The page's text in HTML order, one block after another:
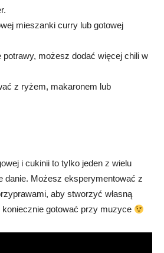
mieszanki curry lub gotowej
potrawy, możesz dodać więcej chili w
z ryżem, makaronem lub
i cukinii to tylko jeden z wielu
danie. Możesz eksperymentować z
aby stworzyć własną
koniecznie gotować przy muzyce